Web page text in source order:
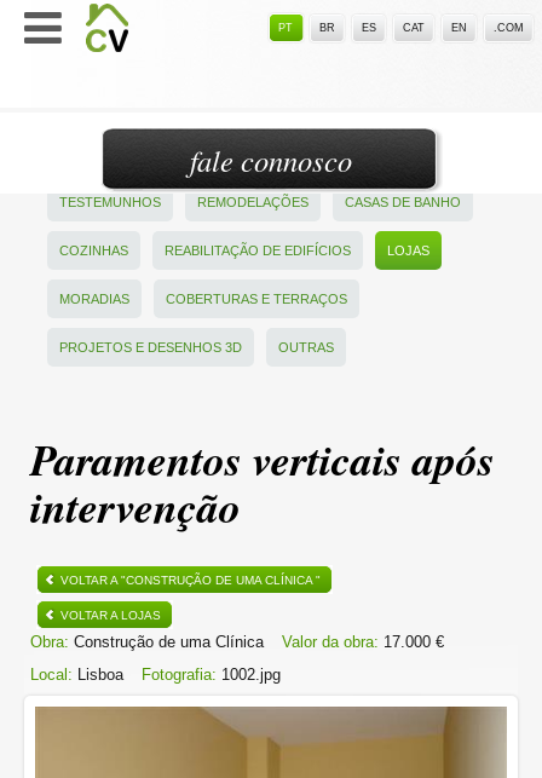
PT BR ES CAT EN .COM
TESTEMUNHOS REMODELAÇÕES CASAS DE BANHO
COZINHAS REABILITAÇÃO DE EDIFÍCIOS LOJAS
MORADIAS COBERTURAS E TERRAÇOS
PROJETOS E DESENHOS 3D OUTRAS
Paramentos verticais após
intervenção
VOLTAR A "CONSTRUÇÃO DE UMA CLÍNICA "
VOLTAR A LOJAS
Obra: Construção de uma Clínica Valor da obra: 17.000 €
Local: Lisboa Fotografia: 1002.jpg
fale connosco